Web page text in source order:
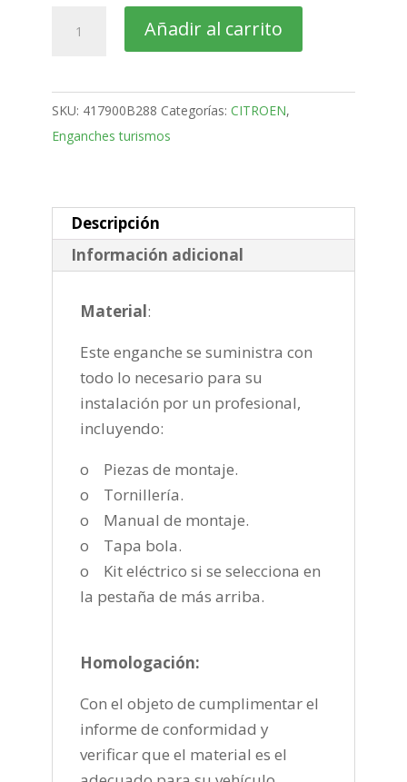
Puertas
Bola
desmontable
2004-
2011
Añadir al carrito
SKU: 417900B288 Categorías: CITROEN,
Enganches turismos
Descripción
Información adicional
Material:
Este enganche se suministra con
todo lo necesario para su
instalación por un profesional,
incluyendo:
o Piezas de montaje.
o Tornillería.
o Manual de montaje.
o Tapa bola.
o Kit eléctrico si se selecciona en
la pestaña de más arriba.
Homologación:
Con el objeto de cumplimentar el
informe de conformidad y
verificar que el material es el